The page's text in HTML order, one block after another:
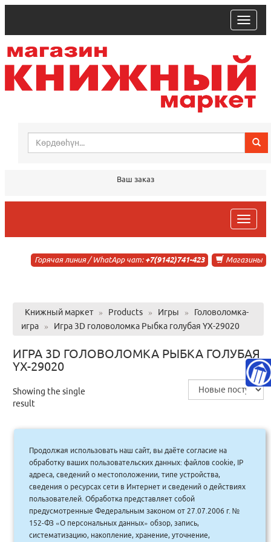
trk
Ваш заказ
trk
Магазины
Горячая линия / WhatApp чат: +7(9142)741-423
Книжный маркет » Products » Игры »
Головоломка-
игра
» Игра 3D головоломка Рыбка голубая YX-29020
ИГРА 3D ГОЛОВОЛОМКА РЫБКА ГОЛУБАЯ
YX-29020
Showing the single
result
Игра 3D головоломка Рыбка голубая
YX-29020/Blue
315.00руб.
284 руб.
Купить
Продолжая использовать наш сайт, вы даёте согласие на
обработку ваших пользовательских данных: файлов cookie, IP
адреса, сведений о местоположении, типе устройства,
сведения о ресурсах сети в Интернет и сведений о действиях
пользователей. Обработка представляет собой
предусмотренные Федеральным законом от 27.07.2006 г. №
152-ФЗ «О персональных данных» обзор, запись,
систематизацию, накопление, хранение, уточнение,